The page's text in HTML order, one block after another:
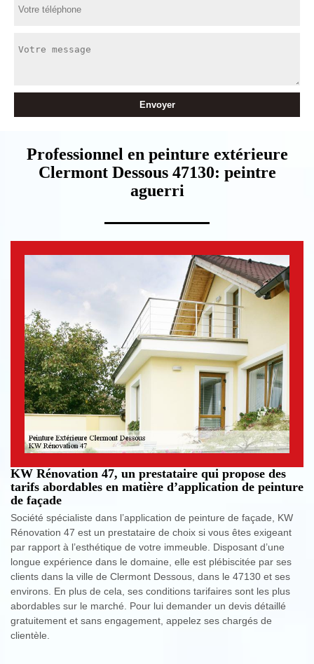
Professionnel en peinture extérieure
Clermont Dessous 47130: peintre
aguerri
KW Rénovation 47, un prestataire qui propose des
tarifs abordables en matière d’application de peinture
de façade
Société spécialiste dans l’application de peinture de façade, KW
Rénovation 47 est un prestataire de choix si vous êtes exigeant
par rapport à l’esthétique de votre immeuble. Disposant d’une
longue expérience dans le domaine, elle est plébiscitée par ses
clients dans la ville de Clermont Dessous, dans le 47130 et ses
environs. En plus de cela, ses conditions tarifaires sont les plus
abordables sur le marché. Pour lui demander un devis détaillé
gratuitement et sans engagement, appelez ses chargés de
clientèle.